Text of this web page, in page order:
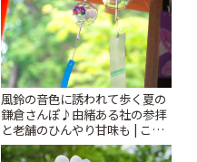
風鈴の音色に誘われて歩く夏の
鎌倉さんぽ♪由緒ある社の参拝
と老舗のひんやり甘味も | こと
りっぷ